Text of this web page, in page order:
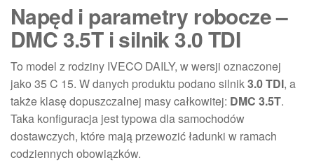
Napęd i parametry robocze –
DMC 3.5T i silnik 3.0 TDI
To model z rodziny IVECO DAILY, w wersji oznaczonej
jako 35 C 15. W danych produktu podano silnik3.0 TDI, a
także klasę dopuszczalnej masy całkowitej: DMC 3.5T.
Taka konfiguracja jest typowa dla samochodów
dostawczych, które mają przewozić ładunki w ramach
codziennych obowiązków.